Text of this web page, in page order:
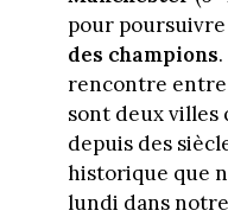
pour
des champions
rencontre entre
sont deux villes
depuis des
historique que
lundi dans